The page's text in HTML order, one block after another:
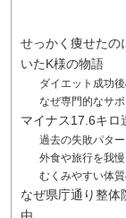
せっかく痩せた
いたK様の物語
ダイエット成功
なぜ専門的なサ
マイナス17.6キ
過去の失敗パタ
外食や旅行を我
むくみやすい体
なぜ県庁通り整